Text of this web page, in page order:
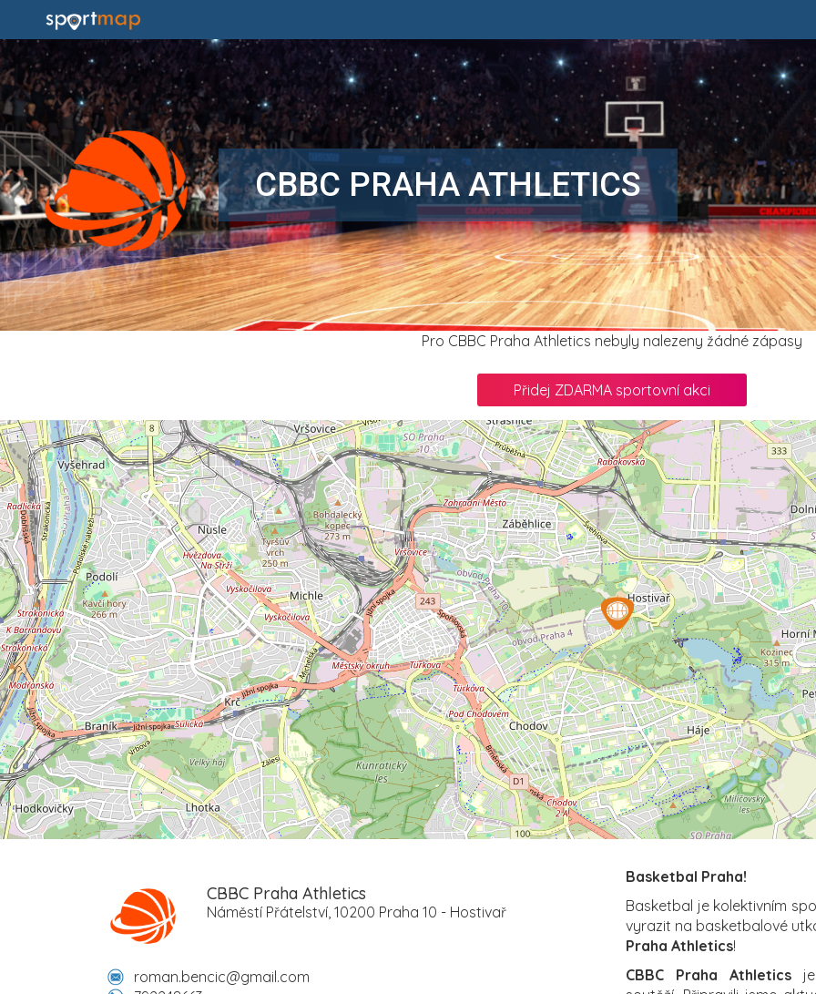
CBBC PRAHA ATHLETICS
Pro CBBC Praha Athletics nebyly nalezeny žádné zápasy
Přidej ZDARMA sportovní akci
CBBC Praha Athletics
Náměstí Přátelství, 10200 Praha 10 - Hostivař
roman.bencic@gmail.com
Basketbal Praha!
Basketbal je kolektivním
vyrazit na basketbalové
Praha Athletics!
CBBC Praha Athleticsje